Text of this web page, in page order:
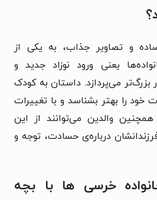
و تصاویر جذاب، به یکی از
یعنی ورود نوزاد جدید و
بزرگ‌تر می‌پردازد. داستان به کودک
را بهتر بشناسد و با تغییرات
همچنین والدین می‌توانند از این
درباره‌ی حسادت، توجه و
خرسی ها با بچه